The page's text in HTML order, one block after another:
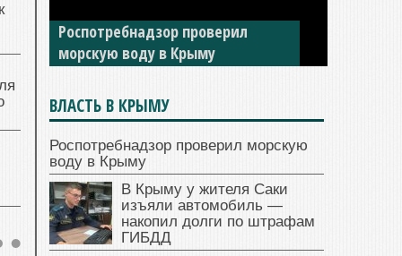
Роспотребнадзор проверил
морскую воду в Крыму
ВЛАСТЬ В КРЫМУ
Роспотребнадзор проверил морскую
воду в Крыму
В Крыму у жителя Саки
изъяли автомобиль —
накопил долги по штрафам
ГИБДД